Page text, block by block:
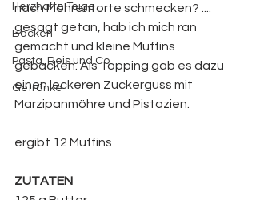
Herzhafte Teige
Backen
Pasta, Reis und Co.
Getränke
nach Möhrentorte schmecken? ....
gesagt getan, hab ich mich ran
gemacht und kleine Muffins
gebacken. Als Topping gab es dazu
einen leckeren Zuckerguss mit
Marzipanmöhre und Pistazien.
ergibt 12 Muffins
ZUTATEN